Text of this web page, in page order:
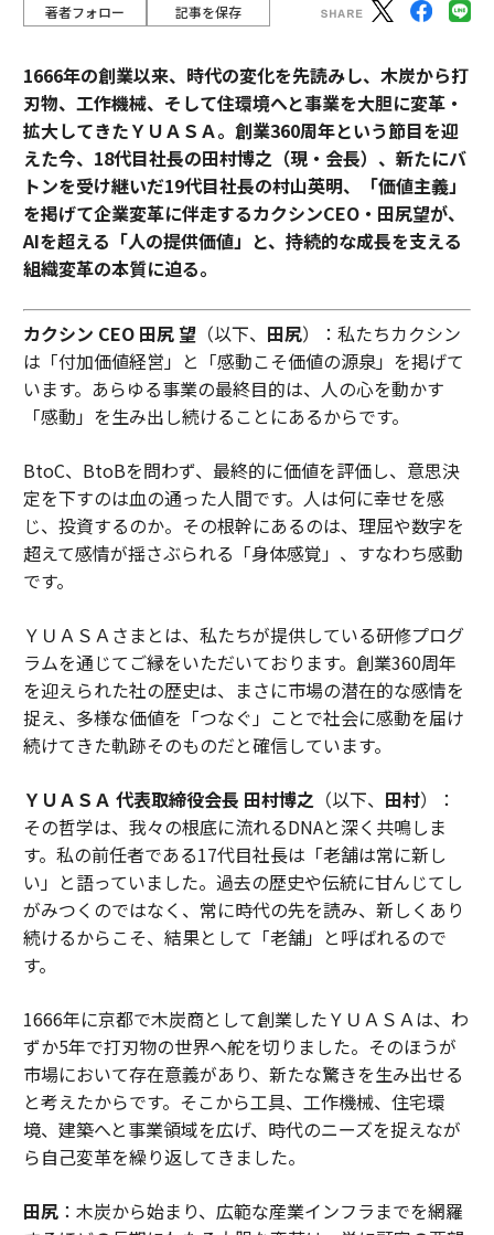
著者フォロー 記事を保存
1666年の創業以来、時代の変化を先読みし、木炭から打
刃物、工作機械、そして住環境へと事業を大胆に変革・
拡大してきたＹＵＡＳＡ。創業360周年という節目を迎
えた今、18代目社長の田村博之（現・会長）、新たにバ
トンを受け継いだ19代目社長の村山英明、「価値主義」
を掲げて企業変革に伴走するカクシンCEO・田尻望が、
AIを超える「人の提供価値」と、持続的な成長を支える
組織変革の本質に迫る。
カクシン CEO 田尻 望（以下、 田尻）：私たちカクシン
は「付加価値経営」と「感動こそ価値の源泉」を掲げて
います。あらゆる事業の最終目的は、人の心を動かす
「感動」を生み出し続けることにあるからです。
BtoC、BtoBを問わず、最終的に価値を評価し、意思決
定を下すのは血の通った人間です。人は何に幸せを感
じ、投資するのか。その根幹にあるのは、理屈や数字を
超えて感情が揺さぶられる「身体感覚」、すなわち感動
です。
ＹＵＡＳＡさまとは、私たちが提供している研修プログ
ラムを通じてご縁をいただいております。創業360周年
を迎えられた社の歴史は、まさに市場の潜在的な感情を
捉え、多様な価値を「つなぐ」ことで社会に感動を届け
続けてきた軌跡そのものだと確信しています。
ＹＵＡＳＡ 代表取締役会長 田村博之（以下、 田村）：
その哲学は、我々の根底に流れるDNAと深く共鳴しま
す。私の前任者である17代目社長は「老舗は常に新し
い」と語っていました。過去の歴史や伝統に甘んじてし
がみつくのではなく、常に時代の先を読み、新しくあり
続けるからこそ、結果として「老舗」と呼ばれるので
す。
1666年に京都で木炭商として創業したＹＵＡＳＡは、わ
ずか5年で打刃物の世界へ舵を切りました。そのほうが
市場において存在意義があり、新たな驚きを生み出せる
と考えたからです。そこから工具、工作機械、住宅環
境、建築へと事業領域を広げ、時代のニーズを捉えなが
ら自己変革を繰り返してきました。
田尻：木炭から始まり、広範な産業インフラまでを網羅